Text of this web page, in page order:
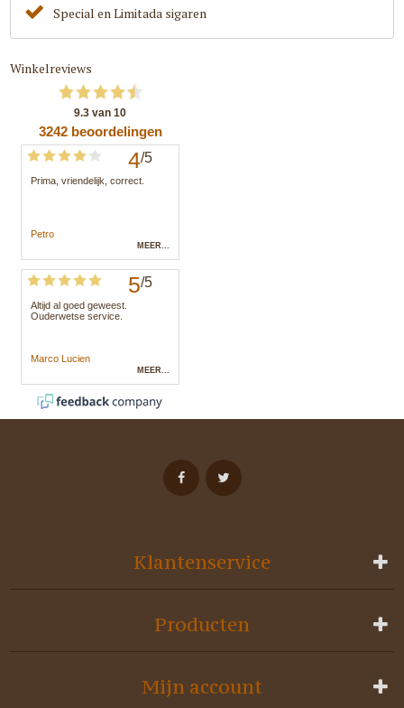
Special en Limitada sigaren
Winkelreviews
Klantenservice
Producten
Mijn account